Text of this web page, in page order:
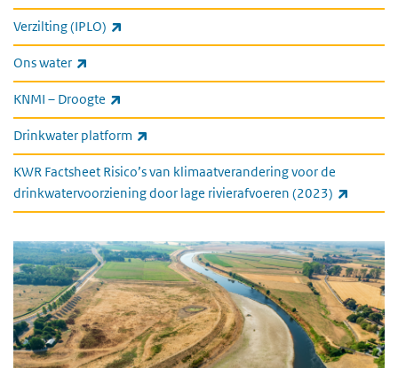
Verzilting (IPLO)
Ons water
KNMI – Droogte
Drinkwater platform
KWR Factsheet Risico’s van klimaatverandering voor de
drinkwatervoorziening door lage rivierafvoeren (2023)